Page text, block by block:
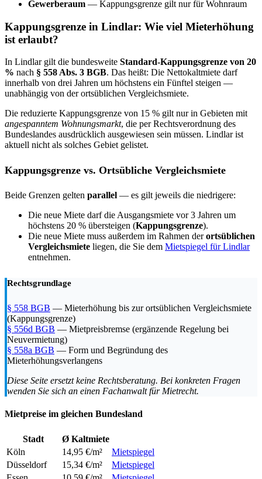
Gewerberaum — Kappungsgrenze gilt nur für Wohnraum
Kappungsgrenze in Lindlar: Wie viel Mieterhöhung
ist erlaubt?
In Lindlar gilt die bundesweite Standard-Kappungsgrenze von 20
% nach § 558 Abs. 3 BGB. Das heißt: Die Nettokaltmiete darf
innerhalb von drei Jahren um höchstens ein Fünftel steigen —
unabhängig von der ortsüblichen Vergleichsmiete.
Die reduzierte Kappungsgrenze von 15 % gilt nur in Gebieten mit
angespanntem Wohnungsmarkt, die per Rechtsverordnung des
Bundeslandes ausdrücklich ausgewiesen sein müssen. Lindlar ist
aktuell nicht als solches Gebiet gelistet.
Kappungsgrenze vs. Ortsübliche Vergleichsmiete
Beide Grenzen gelten parallel — es gilt jeweils die niedrigere:
Die neue Miete darf die Ausgangsmiete vor 3 Jahren um
höchstens 20 % übersteigen (Kappungsgrenze).
Die neue Miete muss außerdem im Rahmen derortsüblichen
Vergleichsmiete liegen, die Sie dem Mietspiegel für Lindlar
entnehmen.
Rechtsgrundlage
§ 558 BGB — Mieterhöhung bis zur ortsüblichen Vergleichsmiete
(Kappungsgrenze)
§ 556d BGB — Mietpreisbremse (ergänzende Regelung bei
Neuvermietung)
§ 558a BGB — Form und Begründung des
Mieterhöhungsverlangens
Diese Seite ersetzt keine Rechtsberatung. Bei konkreten Fragen
wenden Sie sich an einen Fachanwalt für Mietrecht.
Mietpreise im gleichen Bundesland
Stadt
Ø Kaltmiete
Köln
14,95 €/m²
Mietspiegel
Düsseldorf
15,34 €/m²
Mietspiegel